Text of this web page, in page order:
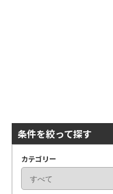
条件を絞って探す
カテゴリー